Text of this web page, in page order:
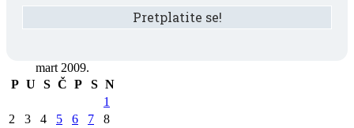
mart 2009.
P U S Č P S N
1
2
3 4 5 6 7
8